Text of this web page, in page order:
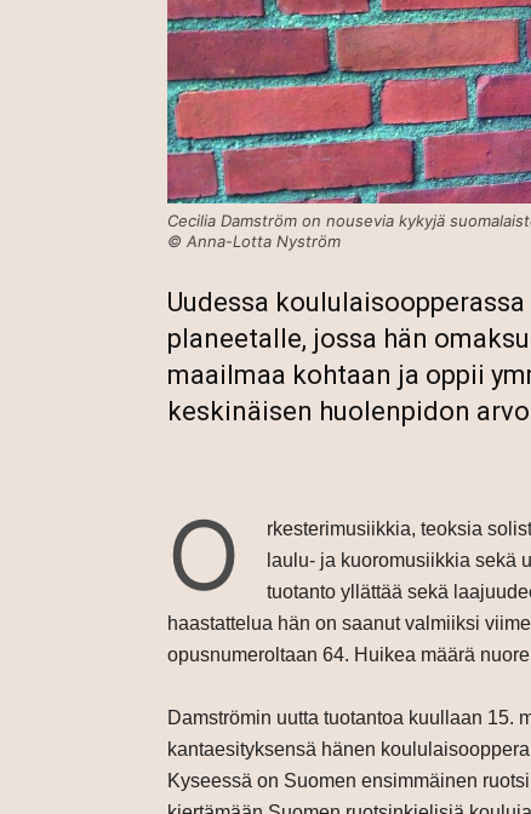
Cecilia Damström on nousevia kykyjä
© Anna-Lotta Nyström
Uudessa
planeetalle, jossa hän
maailmaa kohtaan ja oppii
keskinäisen huolenpidon
O
rkesterimusiikkia, teoksia
laulu- ja kuoromusiikkia sekä
tuotanto yllättää sekä
haastattelua hän on saanut valmiiksi
opusnumeroltaan 64. Huikea määrä
Damströmin uutta tuotantoa kuullaan 15.
kantaesityksensä hänen
Kyseessä on Suomen ensimmäinen